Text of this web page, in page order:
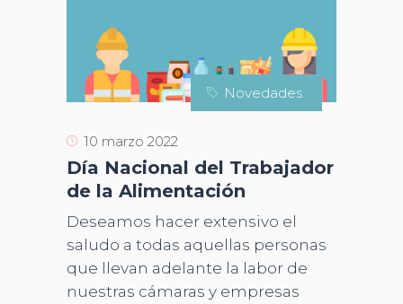
Novedades
10 marzo 2022
Día Nacional del Trabajador
de la Alimentación
Deseamos hacer extensivo el
saludo a todas aquellas personas
que llevan adelante la labor de
nuestras cámaras y empresas